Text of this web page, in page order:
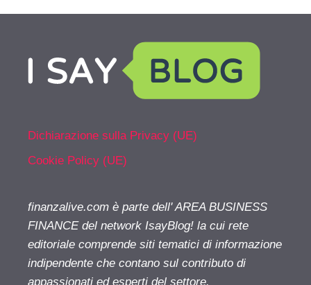
Dichiarazione sulla Privacy (UE)
Cookie Policy (UE)
finanzalive.com è parte dell' AREA BUSINESS
FINANCE del network IsayBlog! la cui rete
editoriale comprende siti tematici di informazione
indipendente che contano sul contributo di
appassionati ed esperti del settore.